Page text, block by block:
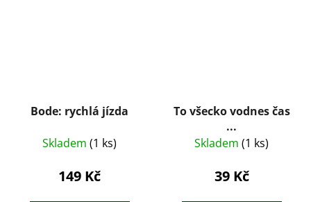
Bode: rychlá jízda
Skladem (1 ks)
149 Kč
To všecko vodnes čas
...
Skladem (1 ks)
39 Kč